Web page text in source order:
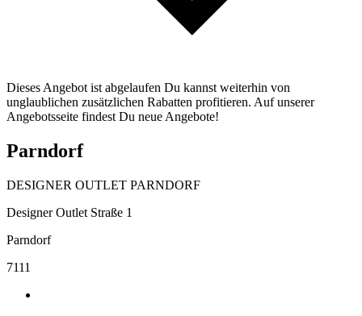
Dieses Angebot ist abgelaufen Du kannst weiterhin von
unglaublichen zusätzlichen Rabatten profitieren. Auf unserer
Angebotsseite findest Du neue Angebote!
Parndorf
DESIGNER OUTLET PARNDORF
Designer Outlet Straße 1
Parndorf
7111